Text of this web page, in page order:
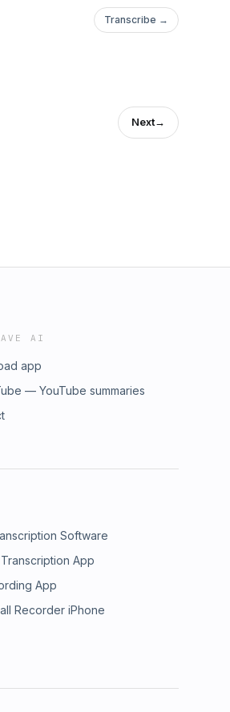
Transcribe →
Next→
AI
app
— YouTube summaries
Software
App
App
Recorder iPhone